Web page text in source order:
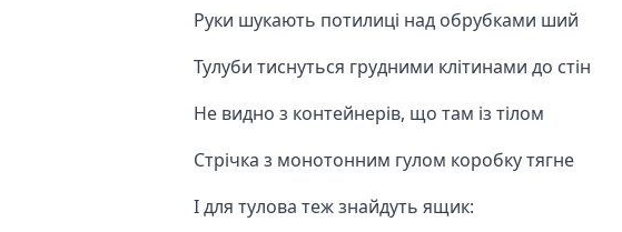
Руки шукають потилиці над обрубками ший
Тулуби тиснуться грудними клітинами до стін
Не видно з контейнерів, що там із тілом
Стрічка з монотонним гулом коробку тягне
І для тулова теж знайдуть ящик: